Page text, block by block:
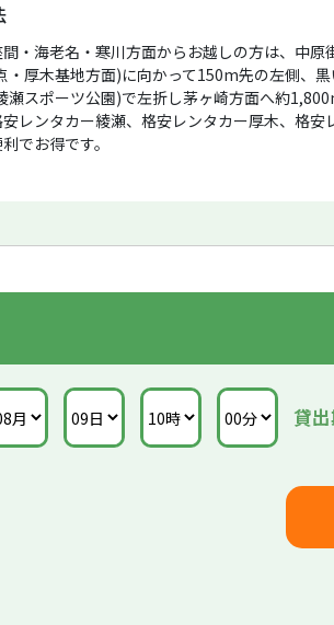
お断りするケースが御座いますので予めご
います。引っ越しでレンタカーをご利用なら
引っ越でトラック等引っ越しを格安で済ま
み下ろしのラダーレールの貸し出しは終了致
・海老名・寒川方面からお越しの方は、中
・厚木基地方面)に向かって150m先の左側、
瀬スポーツ公園)で左折し茅ヶ崎方面へ約
レンタカー綾瀬、格安レンタカー厚木、格
でお得です。
貸